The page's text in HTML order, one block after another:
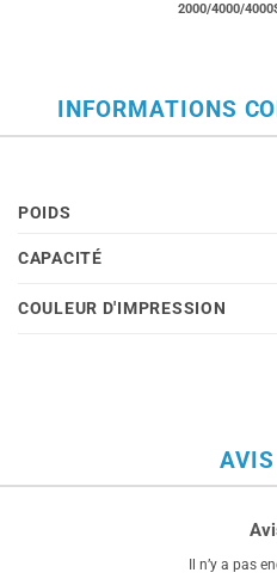
2000/4000/
INFORMATIONS
POIDS
CAPACITÉ
COULEUR D'IMPRESSION
Il n’y a pas